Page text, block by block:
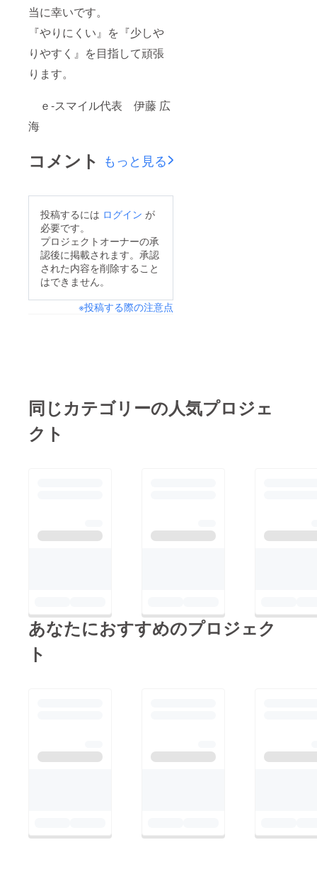
当に幸いです。
『やりにくい』を『少しや
りやすく』を目指して頑張
ります。
ｅ-スマイル代表 伊藤 広
海
コメント もっと見る
投稿するには ログイン が
必要です。
プロジェクトオーナーの承
認後に掲載されます。承認
された内容を削除すること
はできません。
※投稿する際の注意点
同じカテゴリーの人気プロジェ
クト
あなたにおすすめのプロジェク
ト